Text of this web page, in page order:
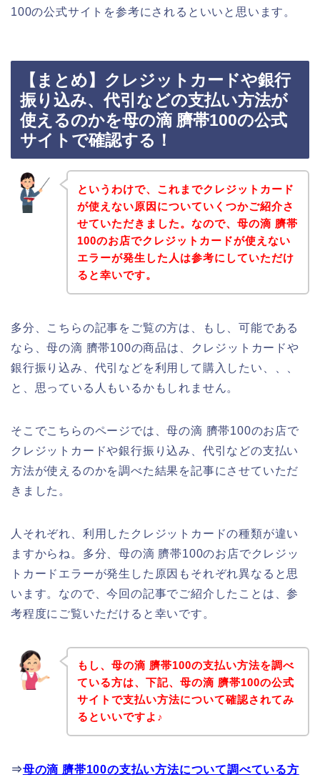
100の公式サイトを参考にされるといいと思います。
【まとめ】クレジットカードや銀行
振り込み、代引などの支払い方法が
使えるのかを母の滴 臍帯100の公式
サイトで確認する！
というわけで、これまでクレジットカード
が使えない原因についていくつかご紹介さ
せていただきました。なので、母の滴 臍帯
100のお店でクレジットカードが使えない
エラーが発生した人は参考にしていただけ
ると幸いです。
多分、こちらの記事をご覧の方は、もし、可能である
なら、母の滴 臍帯100の商品は、クレジットカードや
銀行振り込み、代引などを利用して購入したい、、、
と、思っている人もいるかもしれません。
そこでこちらのページでは、母の滴 臍帯100のお店で
クレジットカードや銀行振り込み、代引などの支払い
方法が使えるのかを調べた結果を記事にさせていただ
きました。
人それぞれ、利用したクレジットカードの種類が違い
ますからね。多分、母の滴 臍帯100のお店でクレジッ
トカードエラーが発生した原因もそれぞれ異なると思
います。なので、今回の記事でご紹介したことは、参
考程度にご覧いただけると幸いです。
もし、母の滴 臍帯100の支払い方法を調べ
ている方は、下記、母の滴 臍帯100の公式
サイトで支払い方法について確認されてみ
るといいですよ♪
⇒母の滴 臍帯100の支払い方法について調べている方